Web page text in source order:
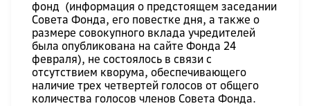
фонд (информация о предстоящем заседании
Совета Фонда, его повестке дня, а также о
размере совокупного вклада учредителей
была опубликована на сайте Фонда 24
февраля), не состоялось в связи с
отсутствием кворума, обеспечивающего
наличие трех четвертей голосов от общего
количества голосов членов Совета Фонда.